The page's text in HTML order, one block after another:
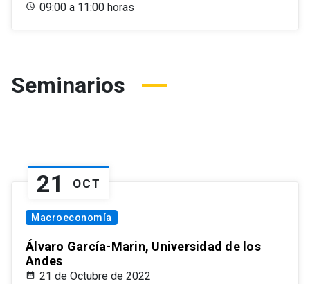
09:00 a 11:00 horas
Seminarios
21 OCT
Macroeconomía
Álvaro García-Marin, Universidad de los
Andes
21 de Octubre de 2022